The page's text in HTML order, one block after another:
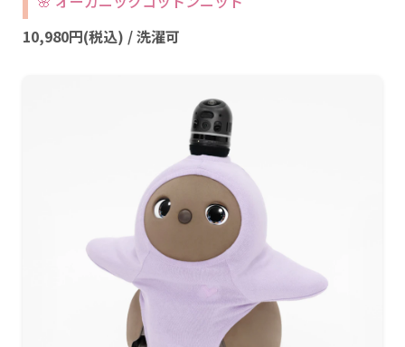
10,980円(税込) / 洗濯可